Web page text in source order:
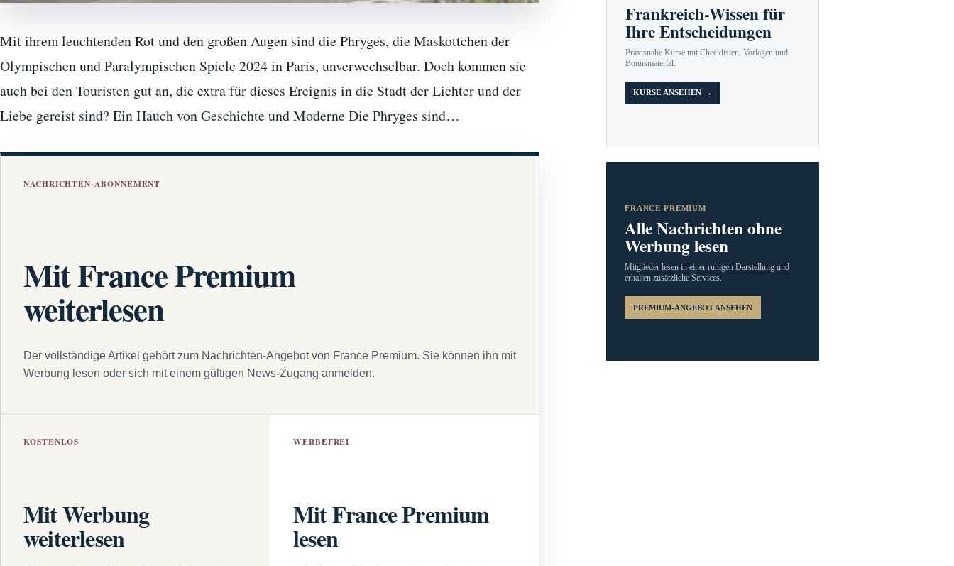
Mit ihrem leuchtenden Rot und den großen Augen sind die Phryges, die Maskottchen der
Olympischen und Paralympischen Spiele 2024 in Paris, unverwechselbar. Doch kommen sie
auch bei den Touristen gut an, die extra für dieses Ereignis in die Stadt der Lichter und der
Liebe gereist sind? Ein Hauch von Geschichte und Moderne Die Phryges sind…
NACHRICHTEN-ABONNEMENT
Mit France Premium
weiterlesen
Der vollständige Artikel gehört zum Nachrichten-Angebot von France Premium. Sie können ihn mit
Werbung lesen oder sich mit einem gültigen News-Zugang anmelden.
KOSTENLOS
Mit Werbung
weiterlesen
WERBEFREI
Mit France Premium
lesen
Frankreich-Wissen für
Ihre Entscheidungen
Praxisnahe Kurse mit Checklisten, Vorlagen und
Bonusmaterial.
KURSE ANSEHEN →
FRANCE PREMIUM
Alle Nachrichten ohne
Werbung lesen
Mitglieder lesen in einer ruhigen Darstellung und
erhalten zusätzliche Services.
PREMIUM-ANGEBOT ANSEHEN